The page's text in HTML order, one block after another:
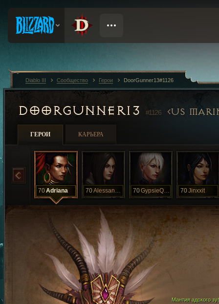
DOORGUNNER13 #1126 US
ГЕРОИ КАРЬЕРА
70Adriana 70 Alessandra 70 GypsieQueen 70Jinxxit
Мантия адского
Diablo III Сообщество Герои DoorGunner13#1126